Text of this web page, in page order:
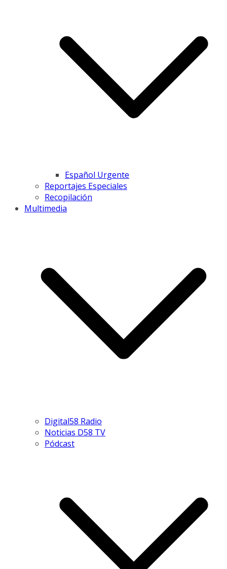
Español Urgente
Reportajes Especiales
Recopilación
Multimedia
Digital58 Radio
Noticias D58 TV
Pódcast